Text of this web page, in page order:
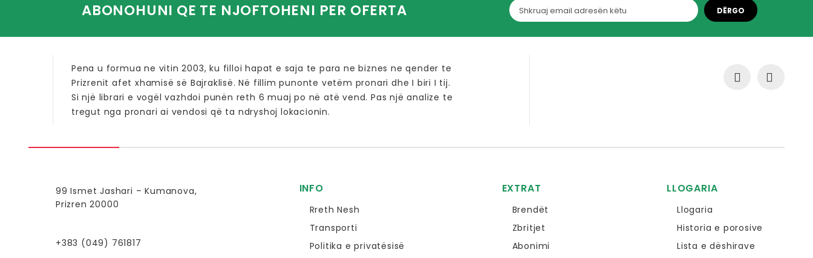
ABONOHUNI QE TE NJOFTOHENI PER OFERTA DËRGO
Pena u formua ne vitin 2003, ku filloi hapat e saja te para ne biznes ne qender te
Prizrenit afet xhamisë së Bajraklisë. Në fillim punonte vetëm pronari dhe I biri I tij.
Si një librari e vogël vazhdoi punën reth 6 muaj po në atë vend. Pas një analize te
tregut nga pronari ai vendosi që ta ndryshoj lokacionin.
99 Ismet Jashari – Kumanova,
Prizren 20000
+383 (049) 761817
INFO
Rreth Nesh
Transporti
Politika e privatësisë
EXTRAT
Brendët
Zbritjet
Abonimi
LLOGARIA
Llogaria
Historia e porosive
Lista e dëshirave